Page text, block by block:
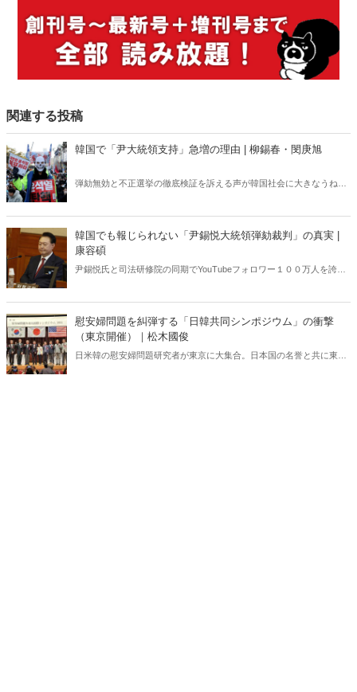
関連する投稿
韓国で「尹大統領支持」急増の理由 | 柳錫春・閔庚旭
弾劾無効と不正選挙の徹底検証を訴える声が韓国社会に大きなうねり
か？ 韓国政治に精通する柳錫春元延世大学教授と、公明選挙大韓党
の閔庚旭代表が緊急独占対談で語り合った。
韓国でも報じられない「尹錫悦大統領弾劾裁判」の真実 |
康容碩
尹錫悦氏と司法研修院の同期でYouTubeフォロワー１００万人を誇る
慰安婦問題を糾弾する「日韓共同シンポジウム」の衝撃
（東京開催）｜松木國俊
日米韓の慰安婦問題研究者が東京に大集合。日本国の名誉と共に東ア